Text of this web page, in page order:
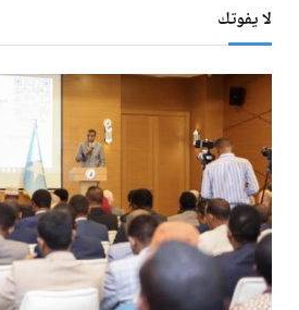
لا يفوتك